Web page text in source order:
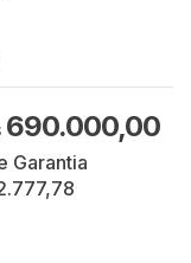
690.000,00
Garantia